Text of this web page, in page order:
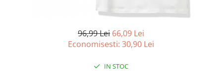
Scule electrice si unelte
Silicon, spume si solutii tehnice
96,99 Lei 66,09 Lei
Economisesti: 30,90 Lei
IN STOC